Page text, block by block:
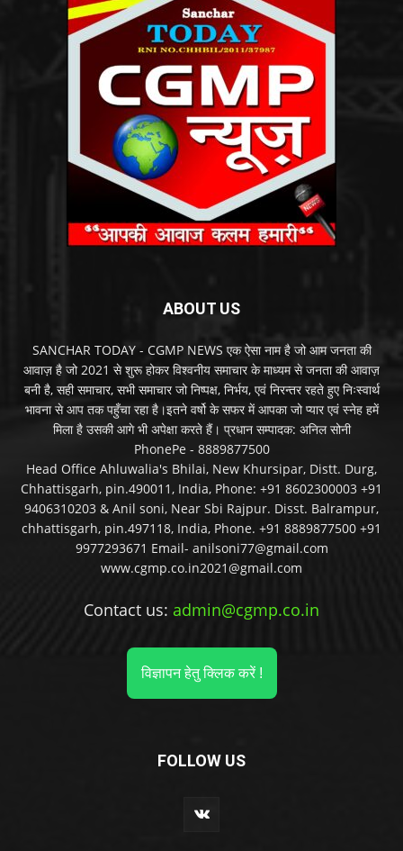
ABOUT US
SANCHAR TODAY - CGMP NEWS एक ऐसा नाम है जो आम जनता की
आवाज़ है जो 2021 से शुरू होकर विश्वनीय समाचार के माध्यम से जनता की आवाज़
बनी है, सही समाचार, सभी समाचार जो निष्पक्ष, निर्भय, एवं निरन्तर रहते हुए निःस्वार्थ
भावना से आप तक पहुँचा रहा है।इतने वर्षो के सफर में आपका जो प्यार एवं स्नेह हमें
मिला है उसकी आगे भी अपेक्षा करते हैं। प्रधान सम्पादक: अनिल सोनी
PhonePe - 8889877500
Head Office Ahluwalia's Bhilai, New Khursipar, Distt. Durg,
Chhattisgarh, pin.490011, India, Phone: +91 8602300003 +91
9406310203 & Anil soni, Near Sbi Rajpur. Disst. Balrampur,
chhattisgarh, pin.497118, India, Phone. +91 8889877500 +91
9977293671 Email- anilsoni77@gmail.com
www.cgmp.co.in2021@gmail.com
Contact us: admin@cgmp.co.in
विज्ञापन हेतु क्लिक करें !
FOLLOW US